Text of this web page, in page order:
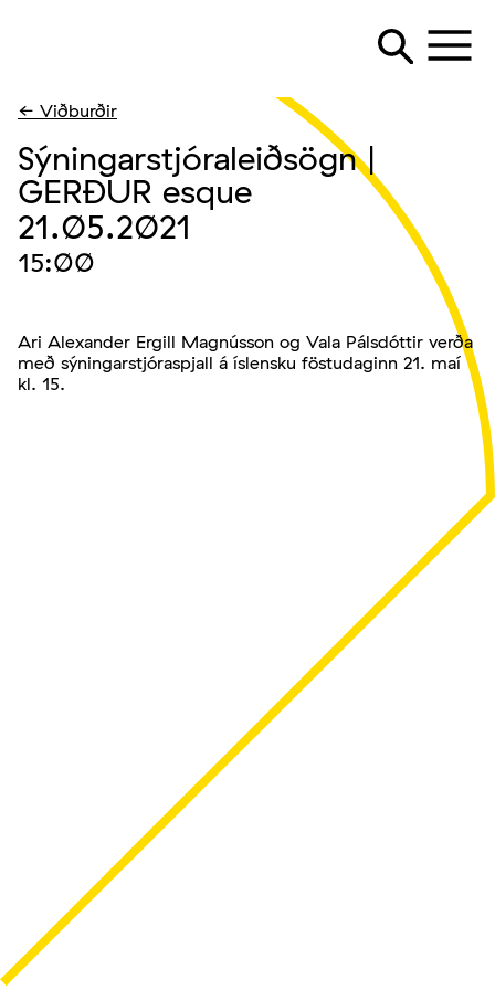
← Viðburðir
Sýningarstjóraleiðsögn |
GERÐUR esque
21.05.2021
15:00
Ari Alexander Ergill Magnússon og Vala Pálsdóttir verða
með sýningarstjóraspjall á íslensku föstudaginn 21. maí
kl. 15.